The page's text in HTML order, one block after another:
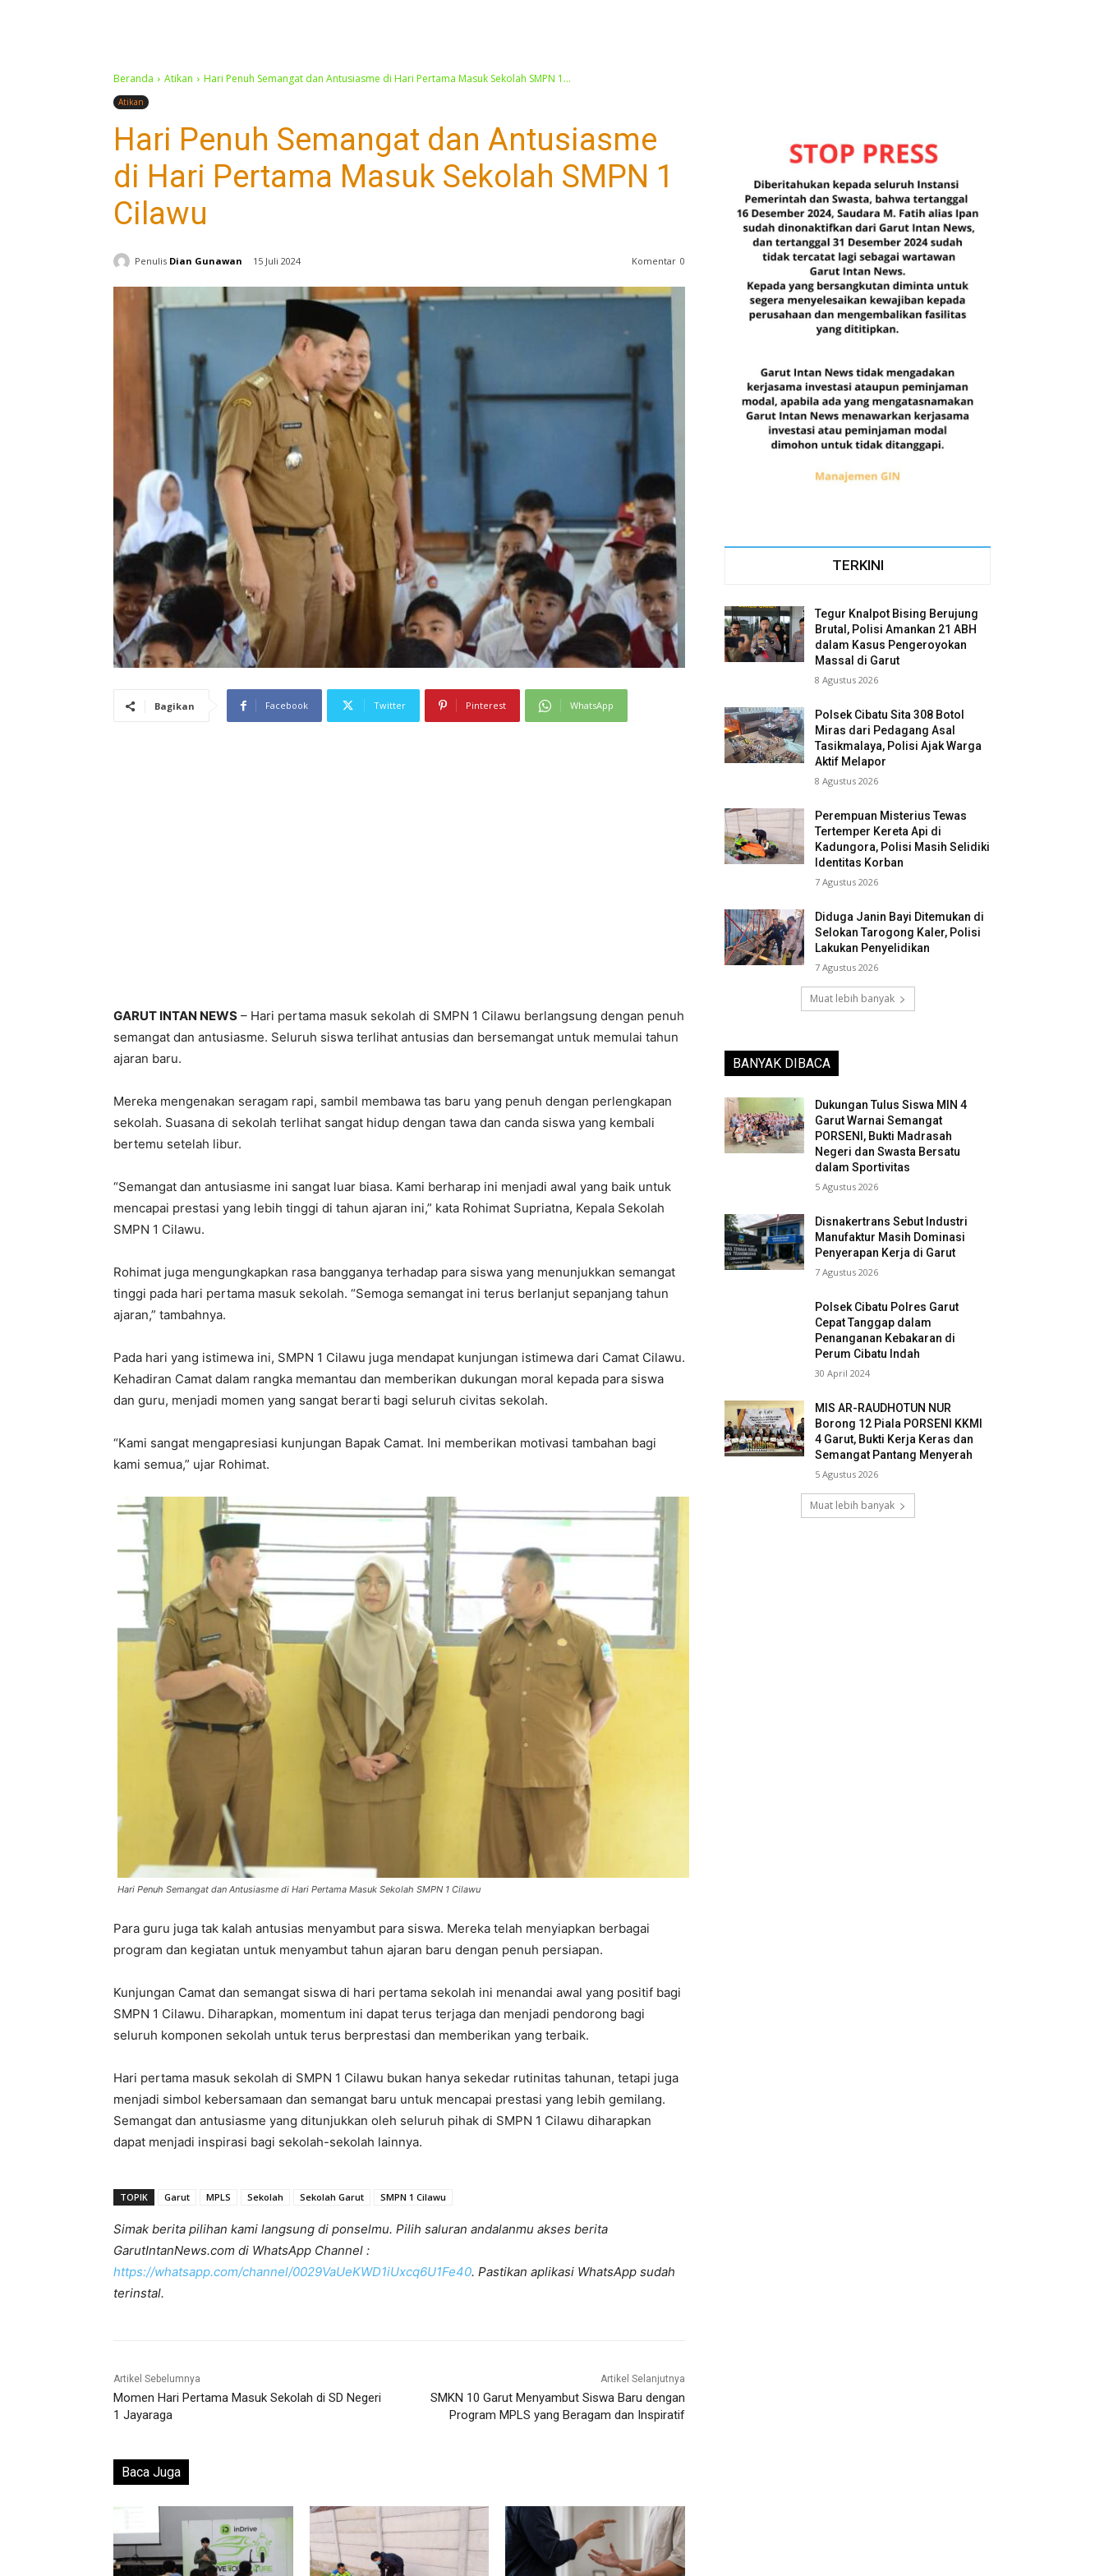
Beranda Atikan Hari Penuh Semangat dan Antusiasme di Hari Pertama Masuk Sekolah SMPN 1...
Atikan
Hari Penuh Semangat dan Antusiasme
di Hari Pertama Masuk Sekolah SMPN 1
Cilawu
Penulis Dian Gunawan 15 Juli 2024 Komentar 0
Bagikan Facebook Twitter Pinterest WhatsApp
GARUT INTAN NEWS – Hari pertama masuk sekolah di SMPN 1 Cilawu berlangsung dengan penuh
semangat dan antusiasme. Seluruh siswa terlihat antusias dan bersemangat untuk memulai tahun
ajaran baru.
Mereka mengenakan seragam rapi, sambil membawa tas baru yang penuh dengan perlengkapan
sekolah. Suasana di sekolah terlihat sangat hidup dengan tawa dan canda siswa yang kembali
bertemu setelah libur.
“Semangat dan antusiasme ini sangat luar biasa. Kami berharap ini menjadi awal yang baik untuk
mencapai prestasi yang lebih tinggi di tahun ajaran ini,” kata Rohimat Supriatna, Kepala Sekolah
SMPN 1 Cilawu.
Rohimat juga mengungkapkan rasa bangganya terhadap para siswa yang menunjukkan semangat
tinggi pada hari pertama masuk sekolah. “Semoga semangat ini terus berlanjut sepanjang tahun
ajaran,” tambahnya.
Pada hari yang istimewa ini, SMPN 1 Cilawu juga mendapat kunjungan istimewa dari Camat Cilawu.
Kehadiran Camat dalam rangka memantau dan memberikan dukungan moral kepada para siswa
dan guru, menjadi momen yang sangat berarti bagi seluruh civitas sekolah.
“Kami sangat mengapresiasi kunjungan Bapak Camat. Ini memberikan motivasi tambahan bagi
kami semua,” ujar Rohimat.
Hari Penuh Semangat dan Antusiasme di Hari Pertama Masuk Sekolah SMPN 1 Cilawu
Para guru juga tak kalah antusias menyambut para siswa. Mereka telah menyiapkan berbagai
program dan kegiatan untuk menyambut tahun ajaran baru dengan penuh persiapan.
Kunjungan Camat dan semangat siswa di hari pertama sekolah ini menandai awal yang positif bagi
SMPN 1 Cilawu. Diharapkan, momentum ini dapat terus terjaga dan menjadi pendorong bagi
seluruh komponen sekolah untuk terus berprestasi dan memberikan yang terbaik.
Hari pertama masuk sekolah di SMPN 1 Cilawu bukan hanya sekedar rutinitas tahunan, tetapi juga
menjadi simbol kebersamaan dan semangat baru untuk mencapai prestasi yang lebih gemilang.
Semangat dan antusiasme yang ditunjukkan oleh seluruh pihak di SMPN 1 Cilawu diharapkan
dapat menjadi inspirasi bagi sekolah-sekolah lainnya.
TOPIK Garut MPLS Sekolah Sekolah Garut SMPN 1 Cilawu
Simak berita pilihan kami langsung di ponselmu. Pilih saluran andalanmu akses berita
GarutIntanNews.com di WhatsApp Channel :
https://whatsapp.com/channel/0029VaUeKWD1iUxcq6U1Fe40. Pastikan aplikasi WhatsApp sudah
terinstal.
Artikel Sebelumnya
Momen Hari Pertama Masuk Sekolah di SD Negeri
1 Jayaraga
Artikel Selanjutnya
SMKN 10 Garut Menyambut Siswa Baru dengan
Program MPLS yang Beragam dan Inspiratif
Baca Juga
TERKINI
Tegur Knalpot Bising Berujung
Brutal, Polisi Amankan 21 ABH
dalam Kasus Pengeroyokan
Massal di Garut
8 Agustus 2026
Polsek Cibatu Sita 308 Botol
Miras dari Pedagang Asal
Tasikmalaya, Polisi Ajak Warga
Aktif Melapor
8 Agustus 2026
Perempuan Misterius Tewas
Tertemper Kereta Api di
Kadungora, Polisi Masih Selidiki
Identitas Korban
7 Agustus 2026
Diduga Janin Bayi Ditemukan di
Selokan Tarogong Kaler, Polisi
Lakukan Penyelidikan
7 Agustus 2026
Muat lebih banyak
BANYAK DIBACA
Dukungan Tulus Siswa MIN 4
Garut Warnai Semangat
PORSENI, Bukti Madrasah
Negeri dan Swasta Bersatu
dalam Sportivitas
5 Agustus 2026
Disnakertrans Sebut Industri
Manufaktur Masih Dominasi
Penyerapan Kerja di Garut
7 Agustus 2026
Polsek Cibatu Polres Garut
Cepat Tanggap dalam
Penanganan Kebakaran di
Perum Cibatu Indah
30 April 2024
MIS AR-RAUDHOTUN NUR
Borong 12 Piala PORSENI KKMI
4 Garut, Bukti Kerja Keras dan
Semangat Pantang Menyerah
5 Agustus 2026
Muat lebih banyak